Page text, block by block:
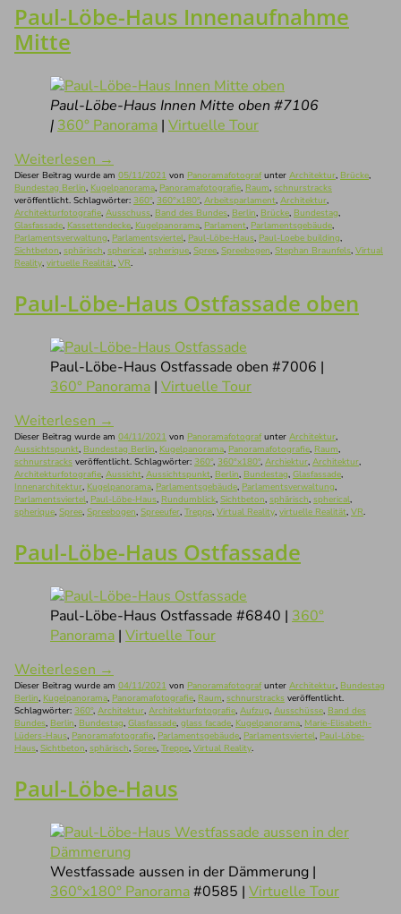
Paul-Löbe-Haus Innenaufnahme
Mitte
Paul-Löbe-Haus Innen Mitte oben #7106
| 360° Panorama | Virtuelle Tour
Weiterlesen →
Dieser Beitrag wurde am 05/11/2021 von Panoramafotografunter Architektur, Brücke,
Bundestag Berlin, Kugelpanorama, Panoramafotografie, Raum, schnurstracks
veröffentlicht. Schlagwörter: 360°, 360°x180°, Arbeitsparlament, Architektur,
Architekturfotografie, Ausschuss, Band des Bundes, Berlin, Brücke, Bundestag,
Glasfassade, Kassettendecke, Kugelpanorama, Parlament, Parlamentsgebäude,
Parlamentsverwaltung, Parlamentsviertel, Paul-Löbe-Haus, Paul-Loebe building,
Sichtbeton, sphärisch, spherical, spherique, Spree, Spreebogen, Stephan Braunfels, Virtual
Reality, virtuelle Realität, VR.
Paul-Löbe-Haus Ostfassade oben
Paul-Löbe-Haus Ostfassade oben #7006 |
360° Panorama | Virtuelle Tour
Weiterlesen →
Dieser Beitrag wurde am 04/11/2021 von Panoramafotografunter Architektur,
Aussichtspunkt, Bundestag Berlin, Kugelpanorama, Panoramafotografie, Raum,
schnurstracks veröffentlicht. Schlagwörter: 360°, 360°x180°, Archiektur, Architektur,
Architekturfotografie, Aussicht, Aussichtspunkt, Berlin, Bundestag, Glasfassade,
Innenarchitektur, Kugelpanorama, Parlamentsgebäude, Parlamentsverwaltung,
Parlamentsviertel, Paul-Löbe-Haus, Rundumblick, Sichtbeton, sphärisch, spherical,
spherique, Spree, Spreebogen, Spreeufer, Treppe, Virtual Reality, virtuelle Realität, VR.
Paul-Löbe-Haus Ostfassade
Paul-Löbe-Haus Ostfassade #6840 | 360°
Panorama | Virtuelle Tour
Weiterlesen →
Dieser Beitrag wurde am 04/11/2021 von Panoramafotografunter Architektur, Bundestag
Berlin, Kugelpanorama, Panoramafotografie, Raum, schnurstracks veröffentlicht.
Schlagwörter: 360°, Architektur, Architekturfotografie, Aufzug, Ausschüsse, Band des
Bundes, Berlin, Bundestag, Glasfassade, glass facade, Kugelpanorama, Marie-Elisabeth-
Lüders-Haus, Panoramafotografie, Parlamentsgebäude, Parlamentsviertel, Paul-Löbe-
Haus, Sichtbeton, sphärisch, Spree, Treppe, Virtual Reality.
Paul-Löbe-Haus
Westfassade aussen in der Dämmerung |
360°x180° Panorama#0585 | Virtuelle Tour